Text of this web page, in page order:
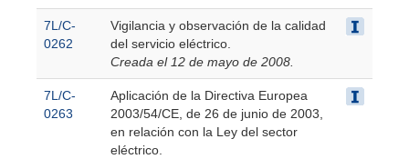
7L/C-
0262
Vigilancia y observación de la calidad
del servicio eléctrico.
Creada el 12 de mayo de 2008.
7L/C-
0263
Aplicación de la Directiva Europea
2003/54/CE, de 26 de junio de 2003,
en relación con la Ley del sector
eléctrico.